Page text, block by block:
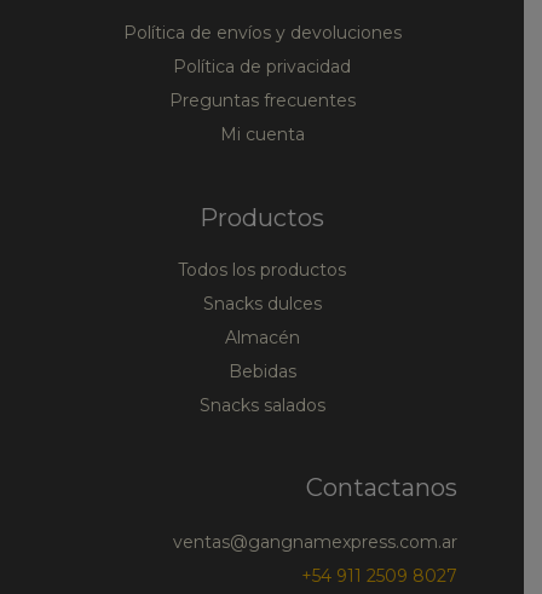
Política de envíos y devoluciones
Política de privacidad
Preguntas frecuentes
Mi cuenta
Productos
Todos los productos
Snacks dulces
Almacén
Bebidas
Snacks salados
Contactanos
ventas@gangnamexpress.com.ar
+54 911 2509 8027